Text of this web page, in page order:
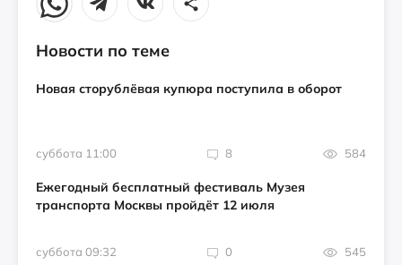
Новости по теме
Новая сторублёвая купюра поступила в оборот
суббота 11:00 8 584
Ежегодный бесплатный фестиваль Музея
транспорта Москвы пройдёт 12 июля
суббота 09:32 0 545